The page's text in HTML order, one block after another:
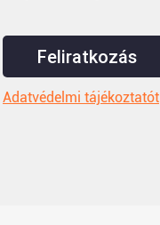
Feliratkozás
Adatvédelmi tájékoztatót